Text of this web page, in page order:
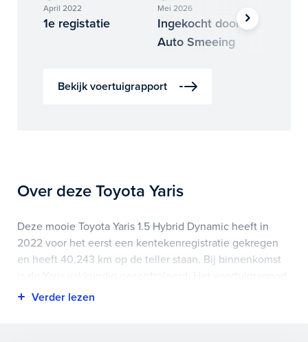
April 2022
1e registatie
Mei 2026
Ingekocht door
Auto Smeeing
Bekijk voertuigrapport
Over deze Toyota Yaris
Deze mooie Toyota Yaris 1.5 Hybrid Dynamic heeft in
2022 voor het eerst een kentekenregistratie gekregen
en heeft 40.243 km op de teller staan. Bij binnenkomst
is op deze pagina bij onderhoud en historie te